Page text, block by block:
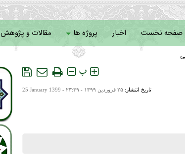
صفحه نخست اخبار پروژه ها مقالات و پژوهش
سامانه خادمان
پ
تاریخ انتشار: ۲۵ فروردين ۱۳۹۹ - ۲۳:۳۹ - 25 January 1399